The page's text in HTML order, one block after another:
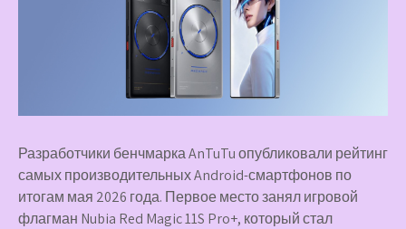
Разработчики бенчмарка AnTuTu опубликовали рейтинг
самых производительных Android-смартфонов по
итогам мая 2026 года. Первое место занял игровой
флагман Nubia Red Magic 11S Pro+, который стал